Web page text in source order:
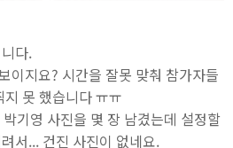
다.
이지요? 시간을 잘못 맞춰 참가자들
못 했습니다 ㅠㅠ
기영 사진을 몇 장 남겼는데 설정할
서... 건진 사진이 없네요.